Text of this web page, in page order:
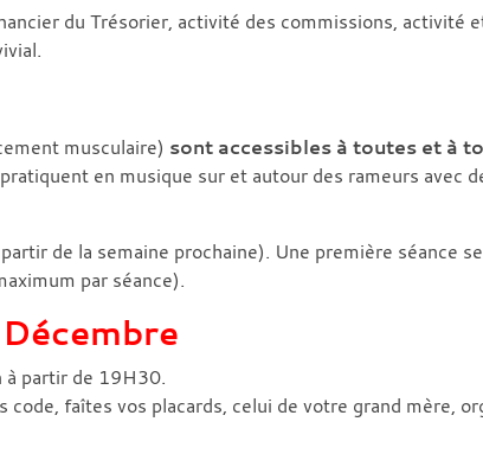
du Trésorier, activité des commissions,
musculaire) sont accessibles à toutes et à
en musique sur et autour des rameurs avec
de la semaine prochaine). Une première séance
par séance).
à partir de 19H30.
faîtes vos placards, celui de votre grand mère,